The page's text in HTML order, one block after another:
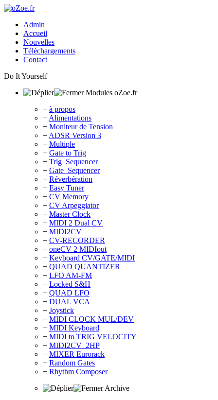
Admin
Accueil
Nouvelles
Téléchargements
Contact
Do It Yourself
Modules oZoe.fr
+ à propos
+ Alimentations
+ Moniteur de Tension
+ ADSR Version 3
+ Multiple
+ Gate to Trig
+ Trig_Sequencer
+ Gate_Sequencer
+ Réverbération
+ Easy Tuner
+ CV Memory
+ CV Arpeggiator
+ Master Clock
+ MIDI 2 Dual CV
+ MIDI2CV
+ CV-RECORDER
+ oneCV 2 MIDIout
+ Keyboard CV/GATE/MIDI
+ QUAD QUANTIZER
+ LFO AM-FM
+ Locked S&H
+ QUAD LFO
+ DUAL VCA
+ Joystick
+ MIDI CLOCK MUL/DEV
+ MIDI Keyboard
+ MIDI to TRIG VELOCITY
+ MIDI2CV_2HP
+ MIXER Eurorack
+ Random Gates
+ Rhythm Composer
Archive